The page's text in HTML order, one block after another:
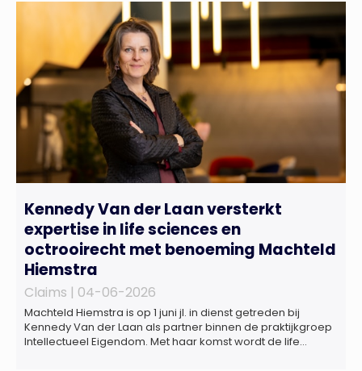
energietransitie. Het NIPV onderzocht zes innovaties met
potentieel grote invloed op het toekomstige
energiesysteem. Het betreft systemen waarbij elektriciteit
Kennedy Van der Laan versterkt
expertise in life sciences en
octrooirecht met benoeming Machteld
Hiemstra
Claims | 04-06-2026
Machteld Hiemstra is op 1 juni jl. in dienst getreden bij
Kennedy Van der Laan als partner binnen de praktijkgroep
Intellectueel Eigendom. Met haar komst wordt de life